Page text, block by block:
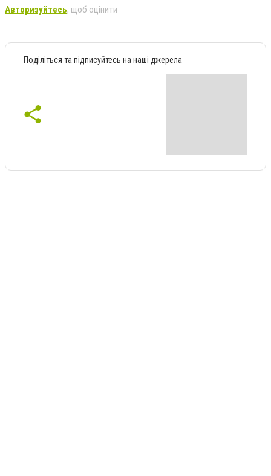
Авторизуйтесь, щоб оцінити
Поділіться та підписуйтесь на наші джерела